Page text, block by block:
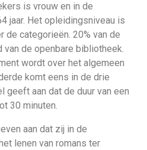
is vrouw en in de
jaar. Het opleidingsniveau is
de categorieën. 20% van de
de openbare bibliotheek.
wordt over het algemeen
komt eens in de drie
geeft aan dat de duur van een
30 minuten.
aan dat zij in de
lenen van romans ter